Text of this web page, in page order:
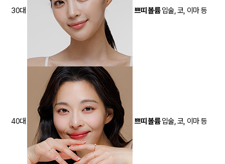
30대 쁘띠 볼륨입술, 코, 이마 등
40대 쁘띠 볼륨입술, 코, 이마 등